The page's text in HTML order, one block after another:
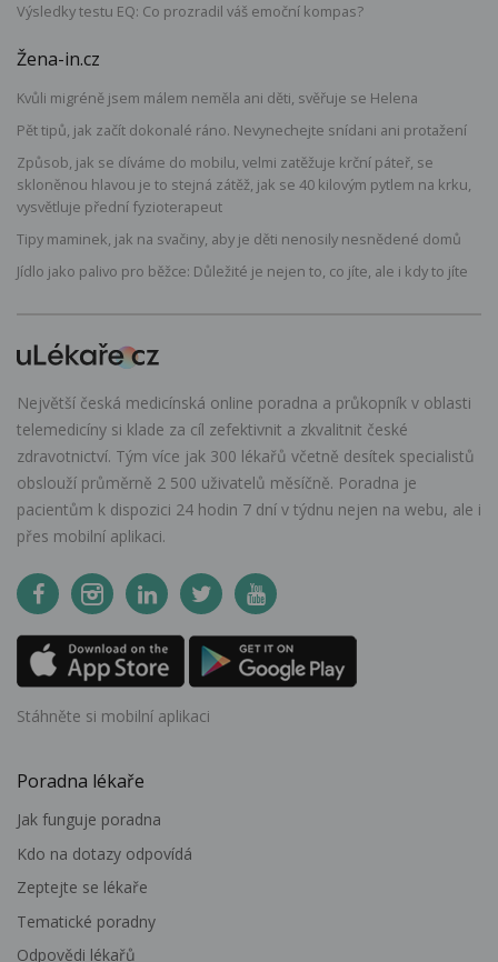
Výsledky testu EQ: Co prozradil váš emoční kompas?
Žena-in.cz
Kvůli migréně jsem málem neměla ani děti, svěřuje se Helena
Pět tipů, jak začít dokonalé ráno. Nevynechejte snídani ani protažení
Způsob, jak se díváme do mobilu, velmi zatěžuje krční páteř, se
skloněnou hlavou je to stejná zátěž, jak se 40 kilovým pytlem na krku,
vysvětluje přední fyzioterapeut
Tipy maminek, jak na svačiny, aby je děti nenosily nesnědené domů
Jídlo jako palivo pro běžce: Důležité je nejen to, co jíte, ale i kdy to jíte
Největší česká medicínská online poradna a průkopník v oblasti
telemedicíny si klade za cíl zefektivnit a zkvalitnit české
zdravotnictví. Tým více jak 300 lékařů včetně desítek specialistů
obslouží průměrně 2 500 uživatelů měsíčně. Poradna je
pacientům k dispozici 24 hodin 7 dní v týdnu nejen na webu, ale i
přes mobilní aplikaci.
Stáhněte si mobilní aplikaci
Poradna lékaře
Jak funguje poradna
Kdo na dotazy odpovídá
Zeptejte se lékaře
Tematické poradny
Odpovědi lékařů